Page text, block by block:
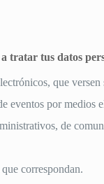
tratar tus datos
que
eventos por medios
de
correspondan.